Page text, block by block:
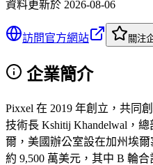
資料更新於 2026-08-06
訪問官方網站 關注
企業簡介
Pixxel 在 2019 年創立，共同
技術長 Kshitij Khandelwal，
爾，美國辦公室設在加州埃
約 9,500 萬美元，其中 B 輪